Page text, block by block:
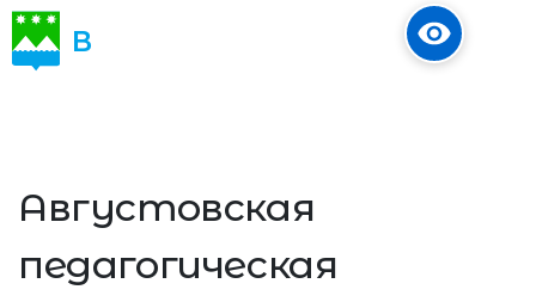
В
Августовская
педагогическая